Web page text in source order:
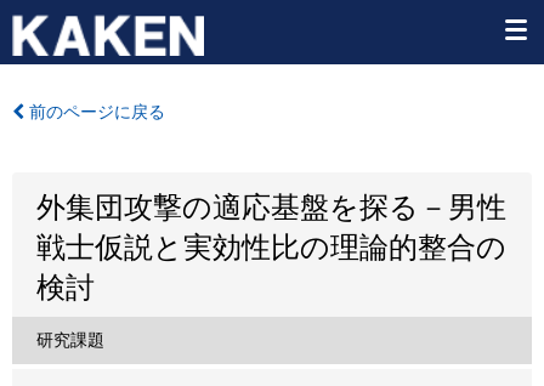
前のページに戻る
外集団攻撃の適応基盤を探る－男性
戦士仮説と実効性比の理論的整合の
検討
研究課題